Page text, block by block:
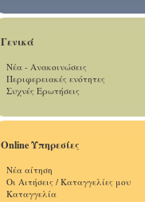
Γενικά
Νέα - Ανακοινώσεις
Περιφερειακές ενότητες
Συχνές Ερωτήσεις
Online Υπηρεσίες
Νέα αίτηση
Οι Αιτήσεις / Καταγγελίες μου
Καταγγελία